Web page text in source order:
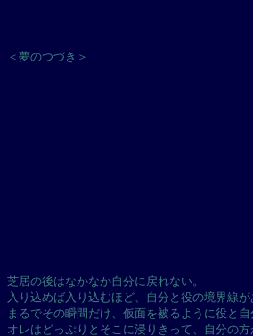
＜夢のつづき＞
芝居の後はなかなか自分に戻れない。
入り込めば入り込むほど、自分と役の境界線
まるでその瞬間だけ、仮面を被るように役と
オレはどっぷりとそこに浸りきって、自分の方